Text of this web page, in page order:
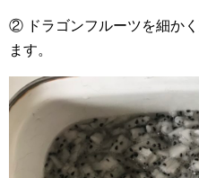
② ドラゴンフルーツを細か
ます。